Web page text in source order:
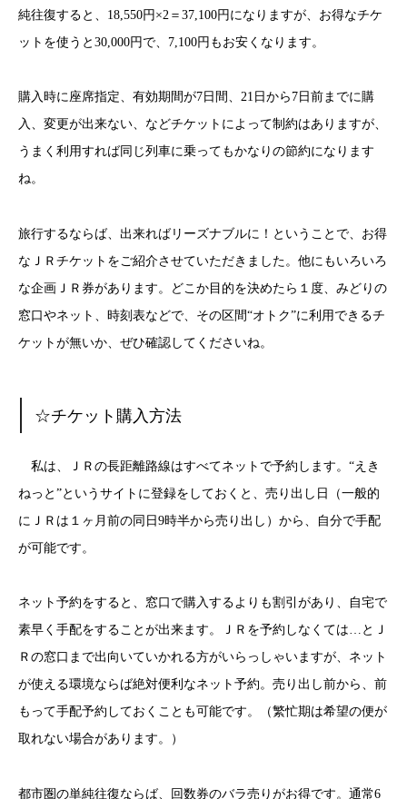
純往復すると、18,550円×2＝37,100円になりますが、お得なチケ
ットを使うと30,000円で、7,100円もお安くなります。
購入時に座席指定、有効期間が7日間、21日から7日前までに購
入、変更が出来ない、などチケットによって制約はありますが、
うまく利用すれば同じ列車に乗ってもかなりの節約になります
ね。
旅行するならば、出来ればリーズナブルに！ということで、お得
なＪＲチケットをご紹介させていただきました。他にもいろいろ
な企画ＪＲ券があります。どこか目的を決めたら１度、みどりの
窓口やネット、時刻表などで、その区間“オトク”に利用できるチ
ケットが無いか、ぜひ確認してくださいね。
☆チケット購入方法
私は、ＪＲの長距離路線はすべてネットで予約します。“えき
ねっと”というサイトに登録をしておくと、売り出し日（一般的
にＪＲは１ヶ月前の同日9時半から売り出し）から、自分で手配
が可能です。
ネット予約をすると、窓口で購入するよりも割引があり、自宅で
素早く手配をすることが出来ます。ＪＲを予約しなくては…とＪ
Ｒの窓口まで出向いていかれる方がいらっしゃいますが、ネット
が使える環境ならば絶対便利なネット予約。売り出し前から、前
もって手配予約しておくことも可能です。（繁忙期は希望の便が
取れない場合があります。）
都市圏の単純往復ならば、回数券のバラ売りがお得です。通常6